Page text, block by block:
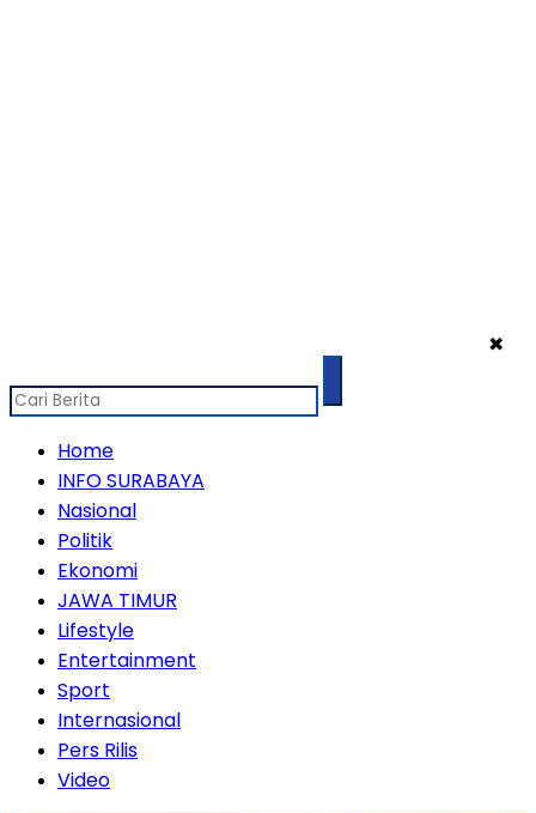
✖
Home
INFO SURABAYA
Nasional
Politik
Ekonomi
JAWA TIMUR
Lifestyle
Entertainment
Sport
Internasional
Pers Rilis
Video